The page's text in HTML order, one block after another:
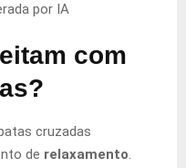
por IA
com
cruzadas
de relaxamento.